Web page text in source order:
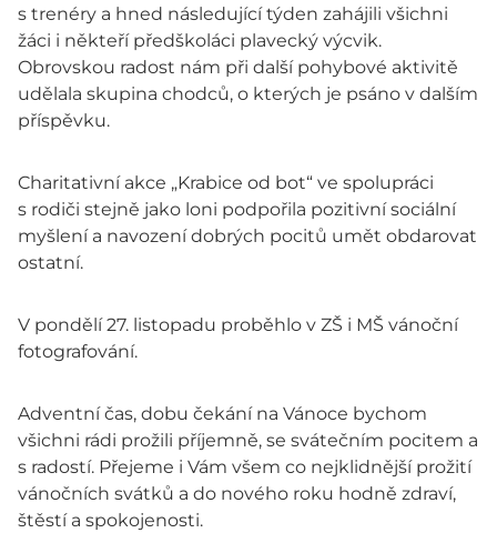
s trenéry a hned následující týden zahájili všichni
žáci i někteří předškoláci plavecký výcvik.
Obrovskou radost nám při další pohybové aktivitě
udělala skupina chodců, o kterých je psáno v dalším
příspěvku.
Charitativní akce „Krabice od bot“ ve spolupráci
s rodiči stejně jako loni podpořila pozitivní sociální
myšlení a navození dobrých pocitů umět obdarovat
ostatní.
V pondělí 27. listopadu proběhlo v ZŠ i MŠ vánoční
fotografování.
Adventní čas, dobu čekání na Vánoce bychom
všichni rádi prožili příjemně, se svátečním pocitem a
s radostí. Přejeme i Vám všem co nejklidnější prožití
vánočních svátků a do nového roku hodně zdraví,
štěstí a spokojenosti.